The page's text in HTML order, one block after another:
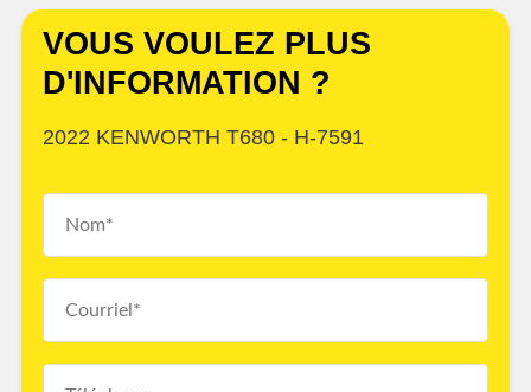
VOUS VOULEZ PLUS
D'INFORMATION ?
2022 KENWORTH T680 - H-7591